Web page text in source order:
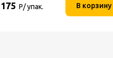
175 Р/ упак. В корзину